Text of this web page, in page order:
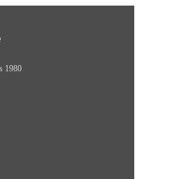
1980